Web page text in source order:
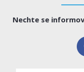
Nechte se